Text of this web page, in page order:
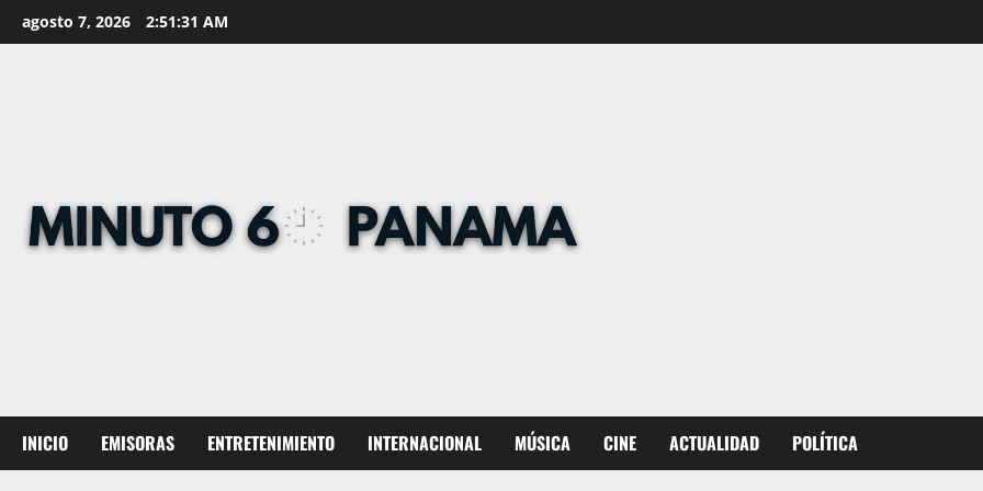
to
agosto 7, 2026 2:51:32 AM
INICIO EMISORAS ENTRETENIMIENTO INTERNACIONAL MÚSICA CINE ACTUALIDAD POLÍTICA